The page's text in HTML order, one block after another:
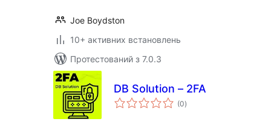
Joe Boydston
10+ активних встановлень
Протестований з 7.0.3
DB Solution – 2FA
(0загальний
рейтинг
)